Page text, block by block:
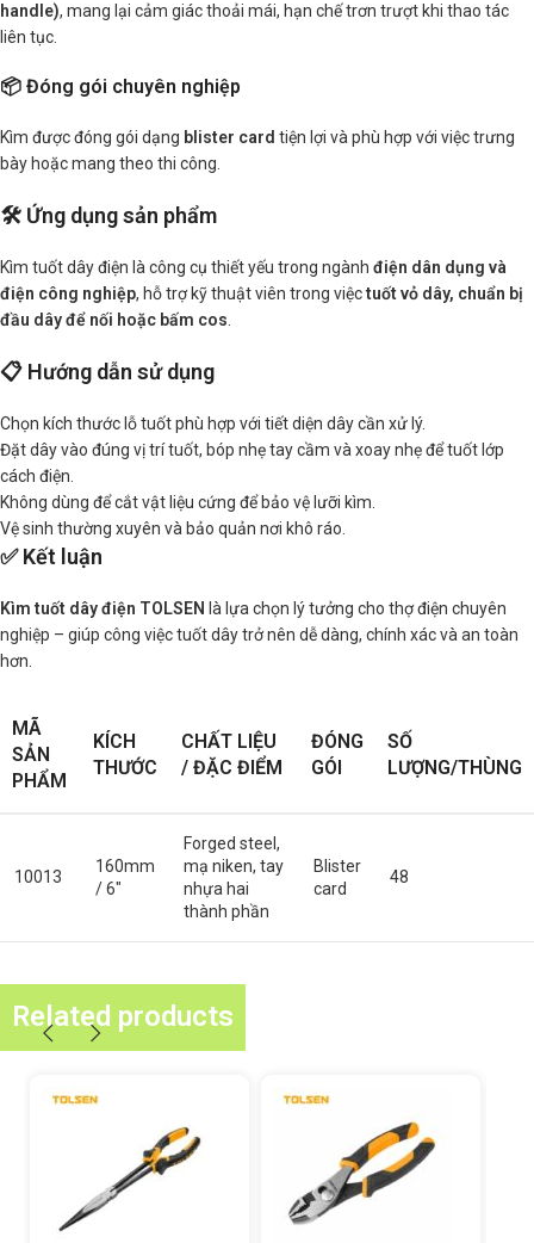
handle), mang lại cảm giác thoải mái, hạn chế trơn trượt khi thao tác
liên tục.
📦 Đóng gói chuyên nghiệp
Kìm được đóng gói dạng blister card tiện lợi và phù hợp với việc trưng
bày hoặc mang theo thi công.
🛠️ Ứng dụng sản phẩm
Kìm tuốt dây điện là công cụ thiết yếu trong ngành điện dân dụng và
điện công nghiệp, hỗ trợ kỹ thuật viên trong việctuốt vỏ dây, chuẩn bị
đầu dây để nối hoặc bấm cos
📋 Hướng dẫn sử dụng
Chọn kích thước lỗ tuốt phù hợp với tiết diện dây cần xử lý.
Đặt dây vào đúng vị trí tuốt, bóp nhẹ tay cầm và xoay nhẹ để tuốt lớp
cách điện.
Không dùng để cắt vật liệu cứng để bảo vệ lưỡi kìm.
Vệ sinh thường xuyên và bảo quản nơi khô ráo.
✅ Kết luận
Kìm tuốt dây điện TOLSEN là lựa chọn lý tưởng cho thợ điện chuyên
nghiệp – giúp công việc tuốt dây trở nên dễ dàng, chính xác và an toàn
hơn.
MÃ
SẢN
PHẨM
KÍCH
THƯỚC
CHẤT LIỆU
/ ĐẶC ĐIỂM
ĐÓNG
GÓI
SỐ
LƯỢNG/THÙNG
10013
160mm
/ 6″
Forged steel,
mạ niken, tay
nhựa hai
thành phần
Blister
card
48
Related products